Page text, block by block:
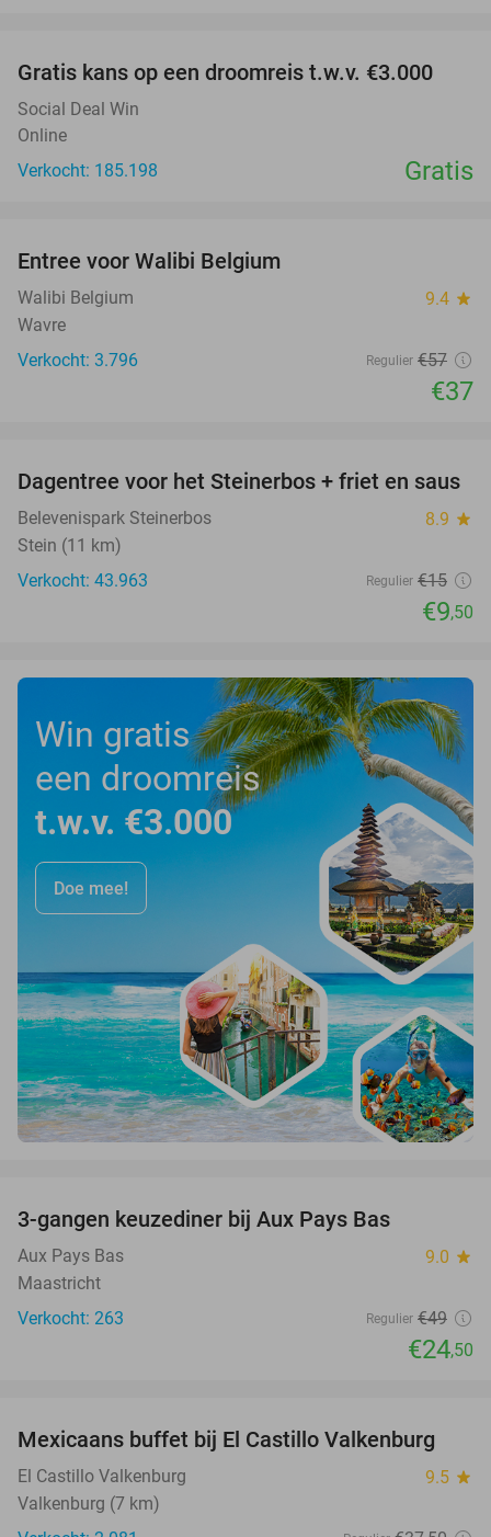
Gratis kans op een droomreis t.w.v. €3.000
Social Deal Win
Online
Verkocht: 185.198
Gratis
Entree voor Walibi Belgium
Walibi Belgium 9.4 star
Wavre
Verkocht: 3.796
Regulier €57
€37
37%
Dagentree voor het Steinerbos + friet en saus
Belevenispark Steinerbos 8.9 star
Stein (11 km)
Verkocht: 43.963
Regulier €15
€9,50
Win gratis
een droomreis
t.w.v. €3.000
Doe mee!
3-gangen keuzediner bij Aux Pays Bas
Aux Pays Bas 9.0 star
Maastricht
Verkocht: 263
Regulier €49
€24,50
24%
Mexicaans buffet bij El Castillo Valkenburg
El Castillo Valkenburg 9.5 star
Valkenburg (7 km)